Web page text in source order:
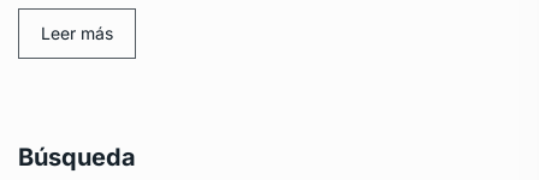
Leer más
Búsqueda